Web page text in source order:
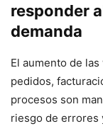
responder
demanda
El aumento de
pedidos,
procesos son
riesgo de errores